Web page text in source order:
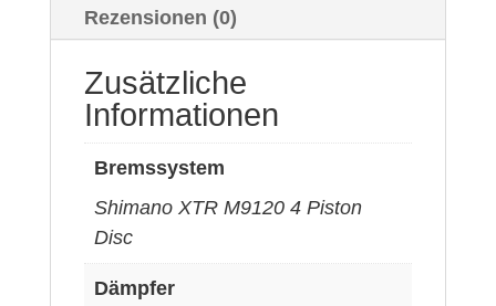
Rezensionen (0)
Zusätzliche
Informationen
Bremssystem
Shimano XTR M9120 4 Piston
Disc
Dämpfer